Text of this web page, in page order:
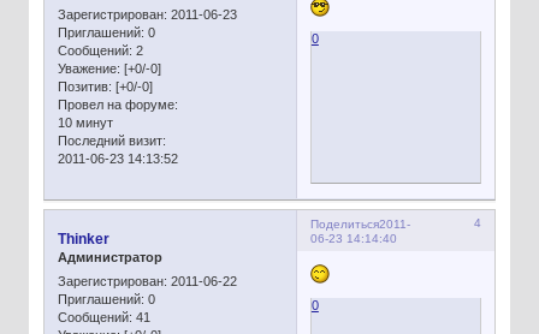
Зарегистрирован: 2011-06-23
Приглашений: 0
Сообщений: 2
Уважение: [+0/-0]
Позитив: [+0/-0]
Провел на форуме:
10 минут
Последний визит:
2011-06-23 14:13:52
0
Поделиться 4
2011-
06-23 14:14:40
Thinker
Администратор
Зарегистрирован: 2011-06-22
Приглашений: 0
Сообщений: 41
0